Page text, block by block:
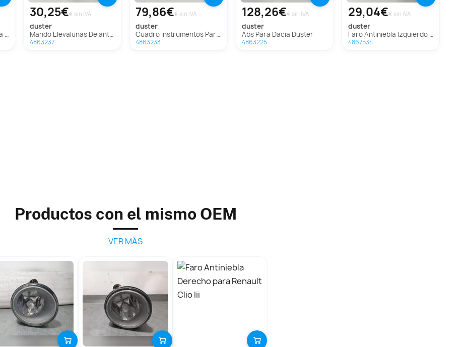
30,25€€ sin IVA
duster
Mando Elevalunas Delantero Izquierdo Para Dacia Duster
4863237
79,86€€ sin IVA
duster
Cuadro Instrumentos Para Dacia Duster
4863233
128,26€€ sin IVA
duster
Abs Para Dacia Duster
4863225
29,04€€ sin IVA
duster
Faro Antiniebla Izquierdo Para Dacia Duster
4867534
Productos con el mismo OEM
VER MÁS